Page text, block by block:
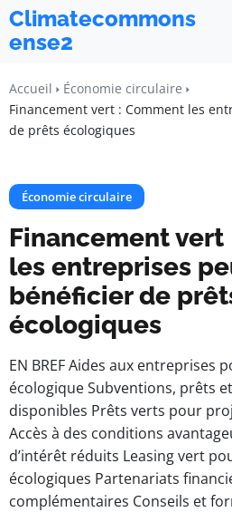
Climatecommons
ense2
Accueil
Économie circulaire
Financement vert : Comment les
de prêts écologiques
Économie circulaire
Financement vert
les entreprises
bénéficier de
écologiques
EN BREF Aides aux entreprises
écologique Subventions, prêts
disponibles Prêts verts pour
Accès à des conditions
d’intérêt réduits Leasing vert
écologiques Partenariats
complémentaires Conseils et